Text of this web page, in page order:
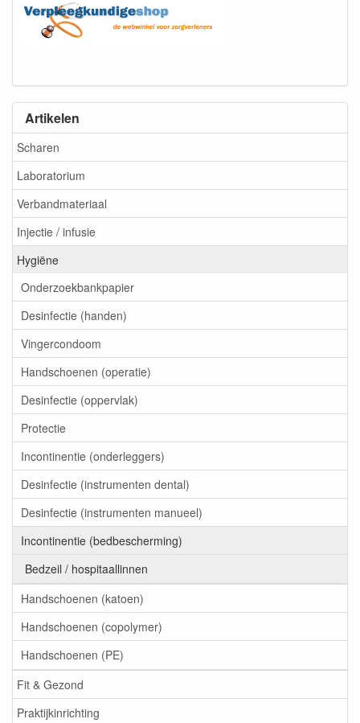
Artikelen
Scharen
Laboratorium
Verbandmateriaal
Injectie / infusie
Hygiëne
Onderzoekbankpapier
Desinfectie (handen)
Vingercondoom
Handschoenen (operatie)
Desinfectie (oppervlak)
Protectie
Incontinentie (onderleggers)
Desinfectie (instrumenten dental)
Desinfectie (instrumenten manueel)
Incontinentie (bedbescherming)
Bedzeil / hospitaallinnen
Handschoenen (katoen)
Handschoenen (copolymer)
Handschoenen (PE)
Fit & Gezond
Praktijkinrichting